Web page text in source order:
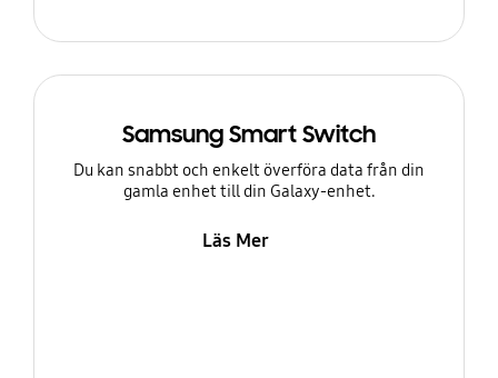
Samsung Smart Switch
Du kan snabbt och enkelt överföra data från din
gamla enhet till din Galaxy-enhet.
Läs Mer